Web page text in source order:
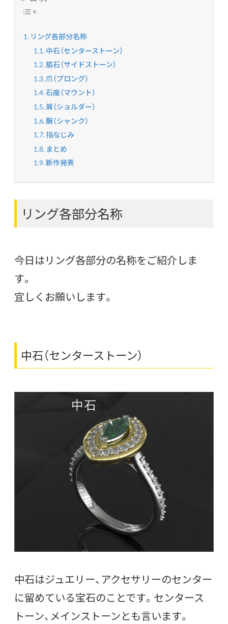
リング各部分名称
中石（センターストーン）
脇石（サイドストーン）
爪（プロング）
石座（マウント）
肩（ショルダー）
腕（シャンク）
指なじみ
まとめ
新作発表
リング各部分名称
今日はリング各部分の名称をご紹介しま
す。
宜しくお願いします。
中石（センターストーン）
中石はジュエリー、アクセサリーのセンター
に留めている宝石のことです。センタース
トーン、メインストーンとも言います。